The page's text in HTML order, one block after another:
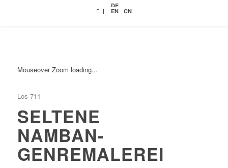
|
DE
EN CN
Mouseover Zoom loading...
Los 711
SELTENE
NAMBAN-
GENREMALEREI